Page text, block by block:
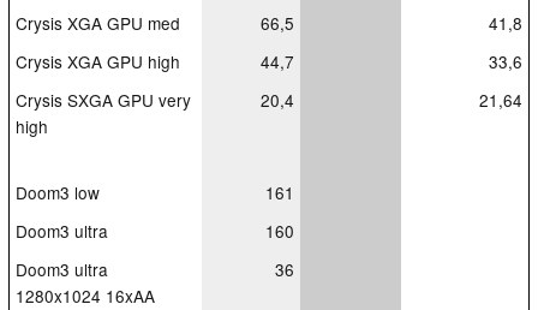
Crysis XGA GPU med
66,5
41,8
Crysis XGA GPU high
44,7
33,6
Crysis SXGA GPU very
high
20,4 21,64
Doom3 low
161
Doom3 ultra
160
Doom3 ultra
1280x1024 16xAA
36